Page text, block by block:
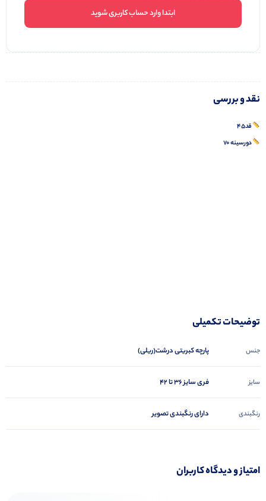
ابتدا وارد حساب کاربری شوید
نقد و بررسی
قد۴۵
دورسینه ۷۰
توضیحات تکمیلی
جنس پارچه کبریتی درشت(ریلی)
سایز فری سایز 36 تا 42
رنگبندی دارای رنگبندی تصویر
امتیاز و دیدگاه کاربران